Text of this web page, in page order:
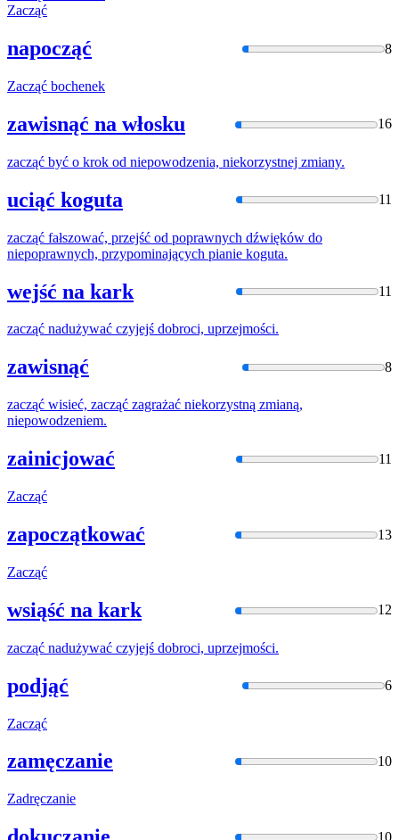
Zacząć
napocząć 8
Zacząć bochenek
zawisnąć na włosku 16
zacząć być o krok od niepowodzenia, niekorzystnej zmiany.
uciąć koguta 11
zacząć fałszować, przejść od poprawnych dźwięków do
niepoprawnych, przypominających pianie koguta.
wejść na kark 11
zacząć nadużywać czyjejś dobroci, uprzejmości.
zawisnąć 8
zacząć wisieć, zacząć zagrażać niekorzystną zmianą,
niepowodzeniem.
zainicjować 11
Zacząć
zapoczątkować 13
Zacząć
wsiąść na kark 12
zacząć nadużywać czyjejś dobroci, uprzejmości.
podjąć 6
Zacząć
zamęczanie 10
Zadręczanie
10